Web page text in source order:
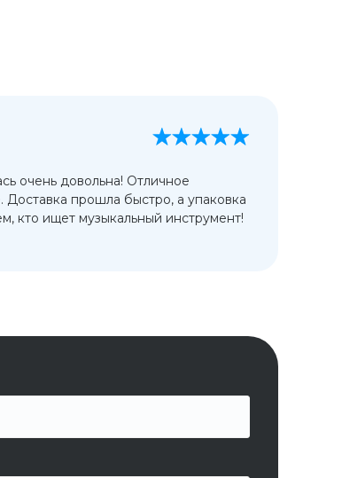
очень довольна! Отличное
Доставка прошла быстро, а упаковка
кто ищет музыкальный инструмент!